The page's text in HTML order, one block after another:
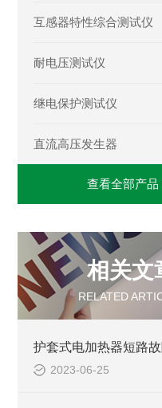
互感器特性综合测试仪
耐电压测试仪
继电保护测试仪
直流高压发生器
查看全部产品
相关文
RELATED
2023-06-25